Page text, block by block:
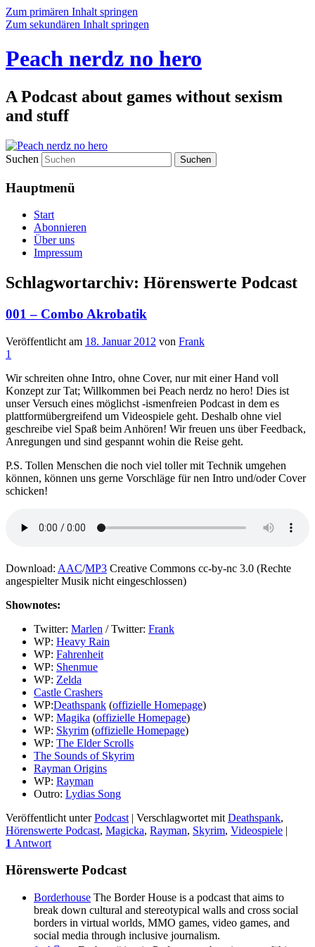
Zum primären Inhalt springen
Zum sekundären Inhalt springen
Peach nerdz no hero
A Podcast about games without sexism
and stuff
Suchen
Hauptmenü
Start
Abonnieren
Über uns
Impressum
Schlagwortarchiv: Hörenswerte Podcast
001 – Combo Akrobatik
Veröffentlicht am 18. Januar 2012 von Frank
1
Wir schreiten ohne Intro, ohne Cover, nur mit einer Hand voll
Konzept zur Tat; Willkommen bei Peach nerdz no hero! Dies ist
unser Versuch eines möglichst -ismenfreien Podcast in dem es
plattformübergreifend um Videospiele geht. Deshalb ohne viel
geschreibe viel Spaß beim Anhören! Wir freuen uns über Feedback,
Anregungen und sind gespannt wohin die Reise geht.
P.S. Tollen Menschen die noch viel toller mit Technik umgehen
können, können uns gerne Vorschläge für nen Intro und/oder Cover
schicken!
Download: AAC/MP3 Creative Commons cc-by-nc 3.0 (Rechte
angespielter Musik nicht eingeschlossen)
Shownotes:
Twitter: Marlen / Twitter: Frank
WP: Heavy Rain
WP: Fahrenheit
WP: Shenmue
WP: Zelda
Castle Crashers
WP:Deathspank (offizielle Homepage)
WP: Magika (offizielle Homepage)
WP: Skyrim (offizielle Homepage)
WP: The Elder Scrolls
The Sounds of Skyrim
Rayman Origins
WP: Rayman
Outro: Lydias Song
Veröffentlicht unter Podcast | Verschlagwortet mit Deathspank,
Hörenswerte Podcast, Magicka, Rayman, Skyrim, Videospiele |
1 Antwort
Hörenswerte Podcast
Borderhouse The Border House is a podcast that aims to
break down cultural and stereotypical walls and cross social
borders in virtual worlds, MMO games, video games, and
social media through inclusive journalism.